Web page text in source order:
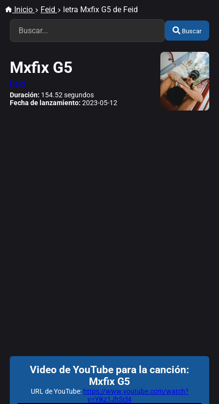
Inicio Feid letra Mxfix G5 de Feid
Buscar
Mxfix G5
Feid
Duración: 154.52 segundos
Fecha de lanzamiento: 2023-05-12
Video de YouTube para la canción:
Mxfix G5
URL de YouTube: https://www.youtube.com/watch?
v=Yikz1JhScl4